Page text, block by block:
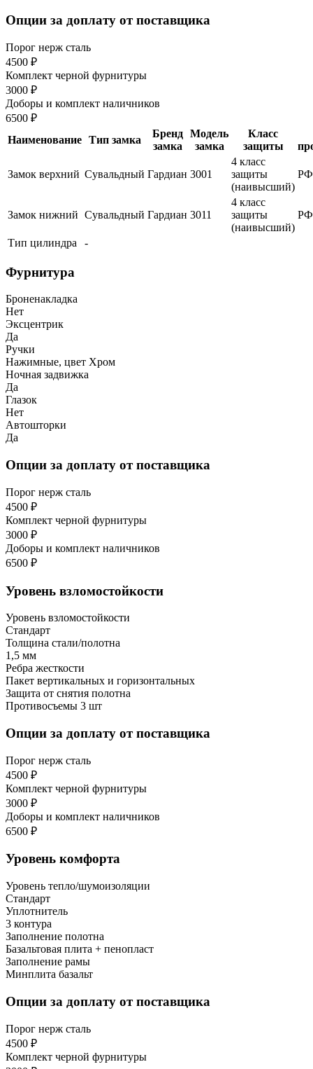
Опции за доплату от поставщика
Порог нерж сталь
4500 ₽
Комплект черной фурнитуры
3000 ₽
Доборы и комплект наличников
6500 ₽
Наименование Тип замка
Бренд
замка
Модель
замка
Класс
защиты
Замок верхний Сувальдный Гардиан 3001
4 класс
защиты
(наивысший)
РФ
Замок нижний Сувальдный Гардиан 3011
4 класс
защиты
(наивысший)
РФ
Тип цилиндра -
Фурнитура
Броненакладка
Нет
Эксцентрик
Да
Ручки
Нажимные, цвет Хром
Ночная задвижка
Да
Глазок
Нет
Автошторки
Да
Опции за доплату от поставщика
Порог нерж сталь
4500 ₽
Комплект черной фурнитуры
3000 ₽
Доборы и комплект наличников
6500 ₽
Уровень взломостойкости
Уровень взломостойкости
Стандарт
Толщина стали/полотна
1,5 мм
Ребра жесткости
Пакет вертикальных и горизонтальных
Защита от снятия полотна
Противосъемы 3 шт
Опции за доплату от поставщика
Порог нерж сталь
4500 ₽
Комплект черной фурнитуры
3000 ₽
Доборы и комплект наличников
6500 ₽
Уровень комфорта
Уровень тепло/шумоизоляции
Стандарт
Уплотнитель
3 контура
Заполнение полотна
Базальтовая плита + пенопласт
Заполнение рамы
Минплита базальт
Опции за доплату от поставщика
Порог нерж сталь
4500 ₽
Комплект черной фурнитуры